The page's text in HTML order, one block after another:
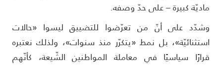
كبيرة – على حدّ وصفه.
على أنّ من تعرّضوا للتضييق ليسوا «حالات
بل نمط «يتكرّر منذ سنوات»، ولذلك نعتبره
سياسيًا في معاملة المواطنين الشّيعة، كأنّهم